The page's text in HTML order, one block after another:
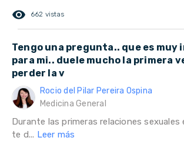
remove_red_eye 662 vistas
Tengo una pregunta.. que es
para mi.. duele mucho la primera
perder la v
Rocio del Pilar Pereira Ospina
Medicina General
Durante las primeras relaciones sexuales
te d... Leer más